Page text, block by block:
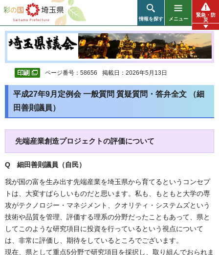
彩の国 埼玉県
情報を探す メニュー
緊急・防
災
ページ番号：58656 掲載日：2026年5月13日
平成27年9月定例会 一般質問 質疑質問・答弁全文 （細
田善則議員）
先端産業創造プロジェクトの評価について
Q 細田善則議員（自民）
我が国の富を生み出す先端産業を埼玉県から育てるというコンセプ
トは、大変すばらしいものだと思います。私も、もともと大学の専
攻がテクノロジー・マネジメント、クオリティ・システムズという
技術や品質を管理、評価する理系の分野だったこともあって、県と
してこのような研究項目に投資を行っているという視点について
は、非常に評価し、期待をしているところでございます。
現在、県として重点5分野で研究項目を採択し、取り組んでおられま